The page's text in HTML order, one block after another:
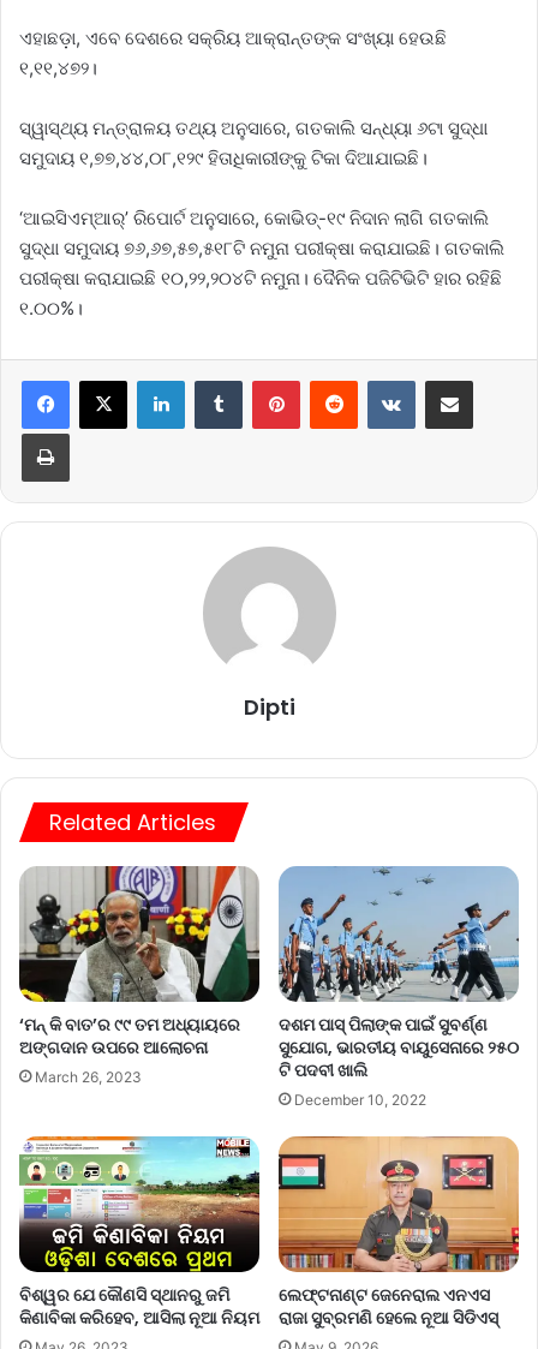
ଏହାଛଡ଼ା, ଏବେ ଦେଶରେ ସକ୍ରିୟ ଆକ୍ରାନ୍ତଙ୍କ ସଂଖ୍ୟା ହେଉଛି
୧,୧୧,୪୭୨।
ସ୍ୱାସ୍ଥ୍ୟ ମନ୍ତ୍ରାଳୟ ତଥ୍ୟ ଅନୁସାରେ, ଗତକାଲି ସନ୍ଧ୍ୟା ୬ଟା ସୁଦ୍ଧା
ସମୁଦାୟ ୧,୭୭,୪୪,୦୮,୧୨୯ ହିତାଧିକାରୀଙ୍କୁ ଟିକା ଦିଆଯାଇଛି।
‘ଆଇସିଏମ୍‌ଆର୍‌’ ରିପୋର୍ଟ ଅନୁସାରେ, କୋଭିଡ୍‌-୧୯ ନିଦାନ ଲାଗି ଗତକାଲି
ସୁଦ୍ଧା ସମୁଦାୟ ୭୬,୬୭,୫୭,୫୧୮ଟି ନମୁନା ପରୀକ୍ଷା କରାଯାଇଛି। ଗତକାଲି
ପରୀକ୍ଷା କରାଯାଇଛି ୧୦,୨୨,୨୦୪ଟି ନମୁନା। ଦୈନିକ ପଜିଟିଭିଟି ହାର ରହିଛି
୧.୦୦%।
Dipti
Related Articles
‘ମନ୍ କି ବାତ’ର ୯୯ ତମ ଅଧ୍ୟାୟରେ
ଅଙ୍ଗଦାନ ଉପରେ ଆଲୋଚନା
March 26, 2023
ଦଶମ ପାସ୍ ପିଲାଙ୍କ ପାଇଁ ସୁବର୍ଣ୍ଣ
ସୁଯୋଗ, ଭାରତୀୟ ବାୟୁସେନାରେ ୨୫୦
ଟି ପଦବୀ ଖାଲି
December 10, 2022
ବିଶ୍ୱର ଯେ କୌଣସି ସ୍ଥାନରୁ ଜମି
କିଣାବିକା କରିହେବ, ଆସିଲା ନୂଆ ନିୟମ
ଲେଫ୍ଟନାଣ୍ଟ ଜେନେରାଲ ଏନଏସ
ରାଜା ସୁବ୍ରମଣି ହେଲେ ନୂଆ ସିଡିଏସ୍